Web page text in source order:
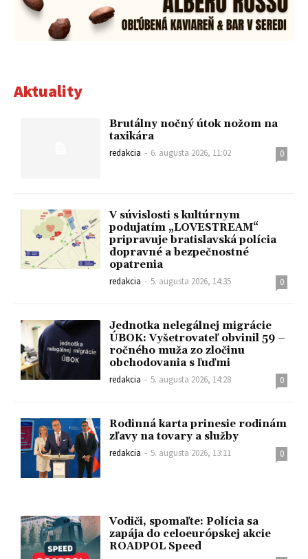
Aktuality
Brutálny nočný útok nožom na
taxikára
redakcia - 6. augusta 2026, 11:02 0
V súvislosti s kultúrnym
podujatím „LOVESTREAM“
pripravuje bratislavská polícia
dopravné a bezpečnostné
opatrenia
redakcia - 5. augusta 2026, 14:35 0
Jednotka nelegálnej migrácie
ÚBOK: Vyšetrovateľ obvinil 59 –
ročného muža zo zločinu
obchodovania s ľuďmi
redakcia - 5. augusta 2026, 14:28 0
Rodinná karta prinesie rodinám
zľavy na tovary a služby
redakcia - 5. augusta 2026, 13:11 0
Vodiči, spomaľte: Polícia sa
zapája do celoeurópskej akcie
ROADPOL Speed